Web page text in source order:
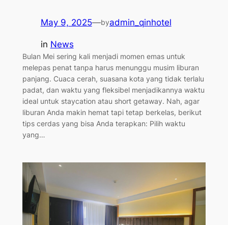
May 9, 2025—byadmin_qinhotel
in News
Bulan Mei sering kali menjadi momen emas untuk
melepas penat tanpa harus menunggu musim liburan
panjang. Cuaca cerah, suasana kota yang tidak terlalu
padat, dan waktu yang fleksibel menjadikannya waktu
ideal untuk staycation atau short getaway. Nah, agar
liburan Anda makin hemat tapi tetap berkelas, berikut
tips cerdas yang bisa Anda terapkan: Pilih waktu
yang…